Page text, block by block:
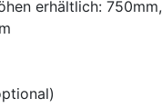
erhältlich: 750mm,